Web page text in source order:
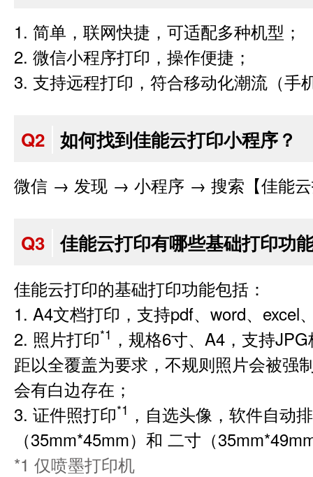
1. 简单，联网快捷，可适配多种机型；
2. 微信小程序打印，操作便捷；
3. 支持远程打印，符合移动化潮流（手
Q2 如何找到佳能云打印小程序？
微信 → 发现 → 小程序 → 搜索【佳能云
Q3 佳能云打印有哪些基础打印功
佳能云打印的基础打印功能包括：
1. A4文档打印，支持pdf、word、excel
2. 照片打印*1 ，规格6寸、A4，支持
距以全覆盖为要求，不规则照片会被强
会有白边存在；
3. 证件照打印*1 ，自选头像，软件自动
（35mm*45mm）和 二寸（
*1 仅喷墨打印机